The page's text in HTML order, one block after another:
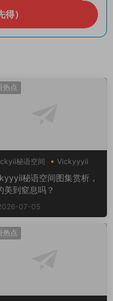
）
热点
秘语空间 Vickyyyii
秘语空间图集赏析，
美到窒息吗？
07-05
热点